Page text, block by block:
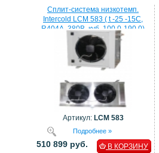
Сплит-система низкотемп.
Intercold LCM 583 ( t -25 -15C,
R404A, 380В, куб. 100,0-190,0)
Артикул: LCM 583
Подробнее »
510 899 руб. В КОРЗИНУ